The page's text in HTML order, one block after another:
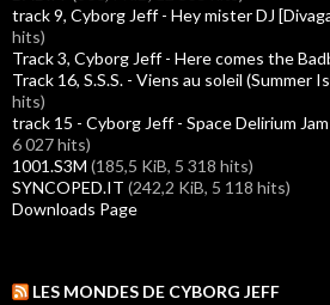
track 9, Cyborg Jeff - Hey mister DJ
hits)
Track 3, Cyborg Jeff - Here comes the
Track 16, S.S.S. - Viens au soleil (Summer
hits)
track 15 - Cyborg Jeff - Space Delirium
6 027 hits)
1001.S3M (185,5 KiB, 5 318 hits)
SYNCOPED.IT (242,2 KiB, 5 118 hits)
Downloads Page
LES MONDES DE CYBORG JEFF